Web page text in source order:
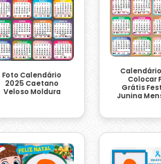
Foto Calendário
2025 Caetano
Veloso Moldura
Colocar
Grátis
Junina